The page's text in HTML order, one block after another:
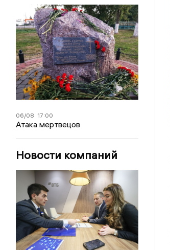
06/08 17:00
Атака мертвецов
Новости компаний